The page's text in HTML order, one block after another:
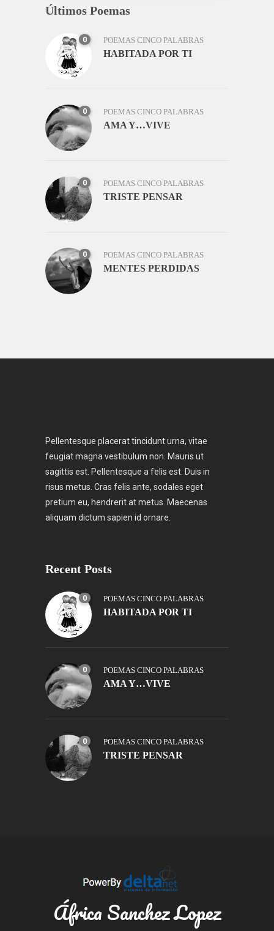
Últimos Poemas
0 POEMAS CINCO PALABRAS
HABITADA POR TI
0 POEMAS CINCO PALABRAS
AMA Y…VIVE
0 POEMAS CINCO PALABRAS
TRISTE PENSAR
0 POEMAS CINCO PALABRAS
MENTES PERDIDAS
Pellentesque placerat tincidunt urna, vitae
feugiat magna vestibulum non. Mauris ut
sagittis est. Pellentesque a felis est. Duis in
risus metus. Cras felis ante, sodales eget
pretium eu, hendrerit at metus. Maecenas
aliquam dictum sapien id ornare.
Recent Posts
0 POEMAS CINCO PALABRAS
HABITADA POR TI
0 POEMAS CINCO PALABRAS
AMA Y…VIVE
0 POEMAS CINCO PALABRAS
TRISTE PENSAR
África Sanchez Lopez